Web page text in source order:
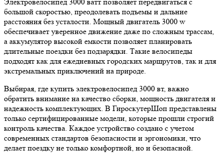
большой скоростью, преодолевать подъемы и дальние
расстояния без усталости. Мощный двигатель 3000 w
обеспечивает уверенное движение даже по сложным трассам,
а аккумулятор высокой емкости позволяет планировать
длительные поездки без подзарядки. Такие велосипеды
подходят как для ежедневных городских маршрутов, так и для
экстремальных приключений на природе.
Выбирая, где купить электровелосипед 3000 вт, важно
обратить внимание на качество сборки, мощность двигателя и
надежность комплектующих. В ГироскутерШоп представлены
только сертифицированные модели, которые прошли строгий
контроль качества. Каждое устройство создано с учетом
современных стандартов безопасности и эргономики, что
делает поездку не только комфортной, но и безопасной.